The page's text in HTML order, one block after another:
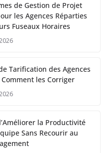
de Gestion de Projet
les Agences Réparties
Fuseaux Horaires
Tarification des Agences
Comment les Corriger
la Productivité
Sans Recourir au